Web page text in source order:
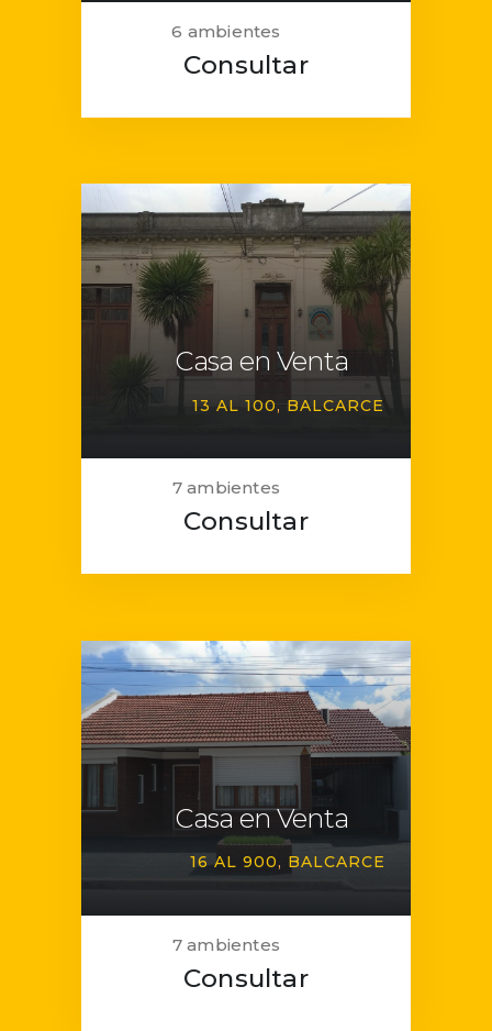
6 ambientes
Consultar
Casa en Venta
13 AL 100 BALCARCE
7 ambientes
Consultar
Casa en Venta
16 AL 900 BALCARCE
7 ambientes
Consultar